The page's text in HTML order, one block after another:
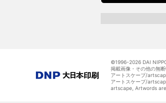
©1996-2026 DAI
掲載画像・その他の無
アートスケープ/
アートスケープ/
artscape, Artwords